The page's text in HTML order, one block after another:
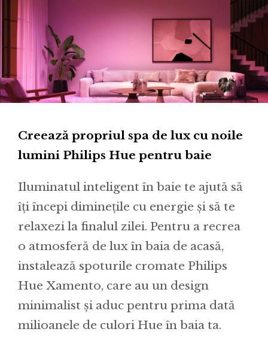
Creează propriul spa de lux cu noile
lumini Philips Hue pentru baie
Iluminatul inteligent în baie te ajută să
îți începi diminețile cu energie și să te
relaxezi la finalul zilei. Pentru a recrea
o atmosferă de lux în baia de acasă,
instalează spoturile cromate Philips
Hue Xamento, care au un design
minimalist și aduc pentru prima dată
milioanele de culori Hue în baia ta.